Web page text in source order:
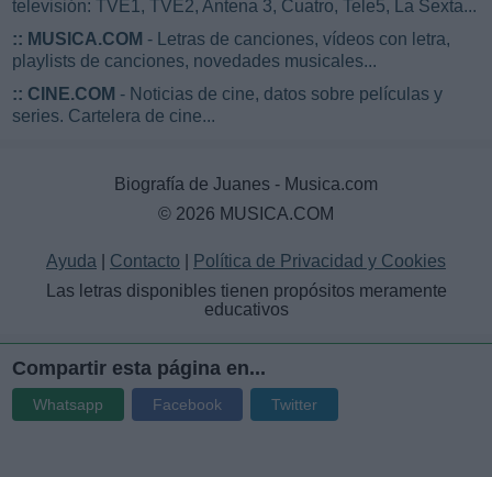
televisión: TVE1, TVE2, Antena 3, Cuatro, Tele5, La Sexta...
:: MUSICA.COM - Letras de canciones, vídeos con letra,
playlists de canciones, novedades musicales...
:: CINE.COM - Noticias de cine, datos sobre películas y
series. Cartelera de cine...
Biografía de Juanes - Musica.com
© 2026 MUSICA.COM
Ayuda Contacto
Política de Privacidad y Cookies
Las letras disponibles tienen propósitos meramente
educativos
Compartir esta página en...
Whatsapp Facebook Twitter